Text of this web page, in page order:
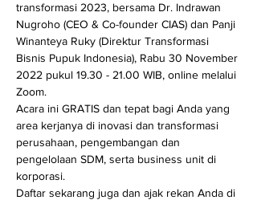
transformasi 2023, bersama Dr. Indrawan
Nugroho (CEO & Co-founder CIAS) dan Panji
Winanteya Ruky (Direktur Transformasi
Bisnis Pupuk Indonesia), Rabu 30 November
2022 pukul 19.30 - 21.00 WIB, online melalui
Zoom.
Acara ini GRATIS dan tepat bagi Anda yang
area kerjanya di inovasi dan transformasi
perusahaan, pengembangan dan
pengelolaan SDM, serta business unit di
korporasi.
Daftar sekarang juga dan ajak rekan Anda di